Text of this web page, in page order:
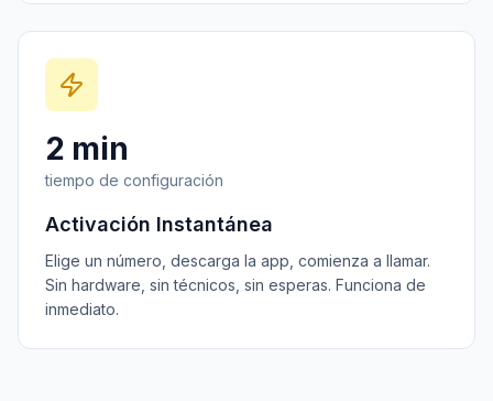
2 min
tiempo de configuración
Activación Instantánea
Elige un número, descarga la app, comienza a llamar.
Sin hardware, sin técnicos, sin esperas. Funciona de
inmediato.